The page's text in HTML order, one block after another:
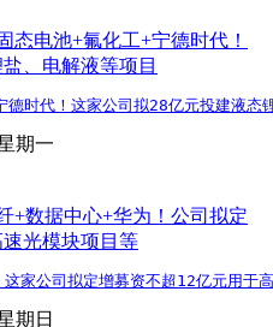
态电池+氟化工+宁德时代！
、电解液等项目
时代！这家公司拟28亿元投建液
期一
+数据中心+华为！公司拟定
光模块项目等
家公司拟定增募资不超12亿元用
期日